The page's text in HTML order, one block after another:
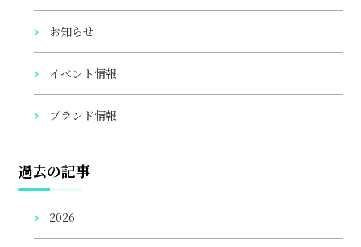
お知らせ
イベント情報
ブランド情報
過去の記事
2026